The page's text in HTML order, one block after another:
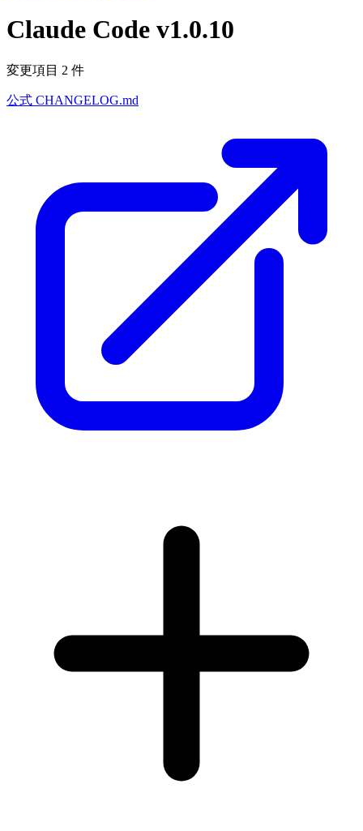
Claude Code v1.0.10
変更項目 2 件
公式 CHANGELOG.md